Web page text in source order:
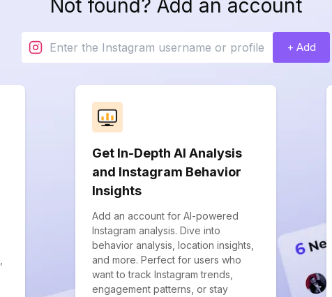
Not found? Add an account
+ Add
Get In-Depth AI Analysis
and Instagram Behavior
Insights
Add an account for AI-powered
Instagram analysis. Dive into
behavior analysis, location insights,
and more. Perfect for users who
want to track Instagram trends,
engagement patterns, or stay